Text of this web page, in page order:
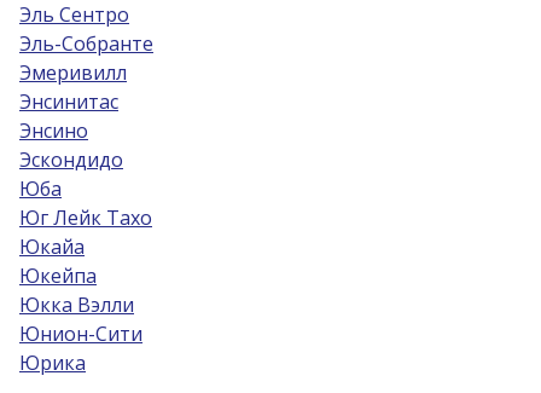
Эль Сентро
Эль-Собрантe
Эмеривилл
Энсинитас
Энсино
Эскондидо
Юба
Юг Лейк Тахо
Юкайа
Юкейпа
Юкка Вэлли
Юнион-Сити
Юрика